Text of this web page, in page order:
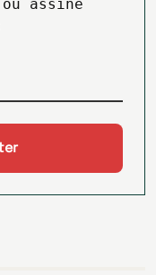
ou assine